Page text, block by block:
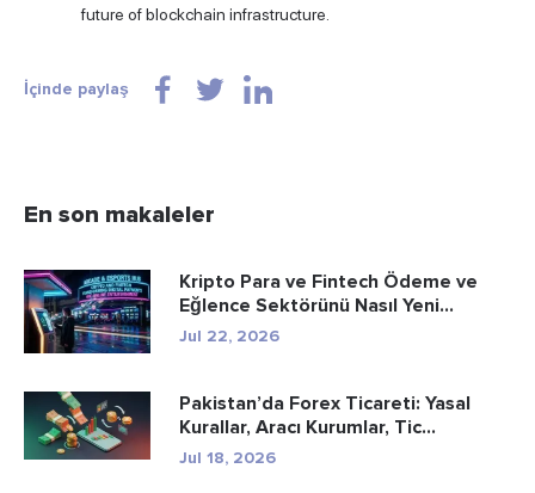
future of blockchain infrastructure.
İçinde paylaş
En son makaleler
Kripto Para ve Fintech Ödeme ve
Eğlence Sektörünü Nasıl Yeni...
Jul 22, 2026
Pakistan’da Forex Ticareti: Yasal
Kurallar, Aracı Kurumlar, Tic...
Jul 18, 2026